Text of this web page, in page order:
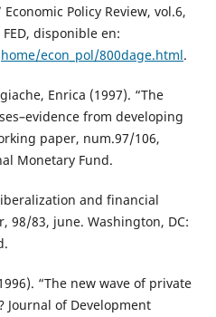
Policy Review, vol.6,
disponible en:
econ_pol/800dage.html.
Enrica (1997). “The
from developing
paper, num.97/106,
Monetary Fund.
liberalization and financial
98/83, june. Washington, DC:
“The new wave of private
of Development